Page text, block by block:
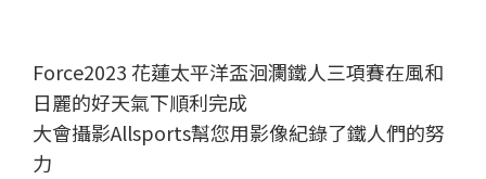
Force2023 花蓮太平洋盃洄瀾鐵人三項賽在風和
日麗的好天氣下順利完成
大會攝影Allsports幫您用影像紀錄了鐵人們的努
力